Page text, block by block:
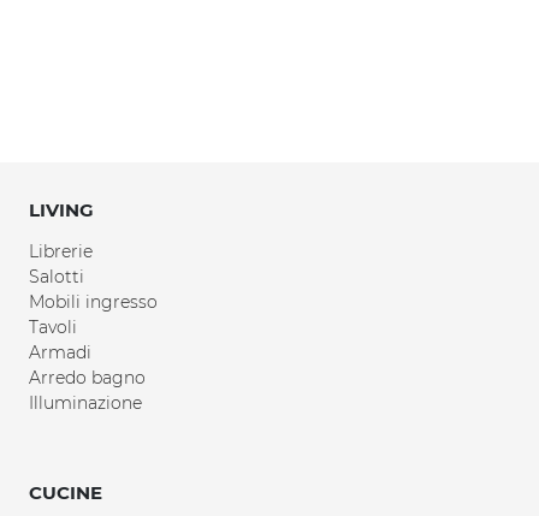
LIVING
Librerie
Salotti
Mobili ingresso
Tavoli
Armadi
Arredo bagno
Illuminazione
CUCINE